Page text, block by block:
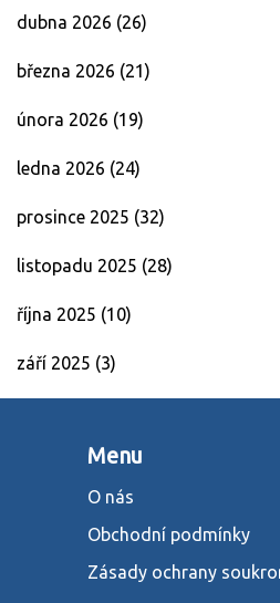
dubna 2026 (26)
března 2026 (21)
února 2026 (19)
ledna 2026 (24)
prosince 2025 (32)
listopadu 2025 (28)
října 2025 (10)
září 2025 (3)
Menu
O nás
Obchodní podmínky
Zásady ochrany